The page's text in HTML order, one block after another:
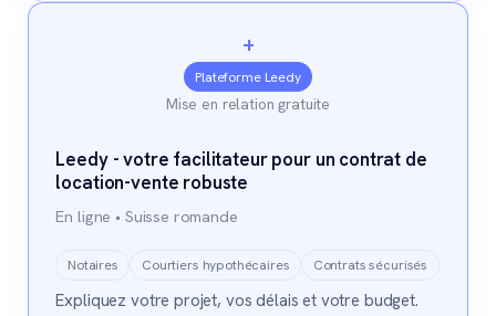
+
Plateforme Leedy
Mise en relation gratuite
Leedy - votre facilitateur pour un contrat de
location-vente robuste
En ligne • Suisse romande
Notaires Courtiers hypothécaires Contrats sécurisés
Expliquez votre projet, vos délais et votre budget.